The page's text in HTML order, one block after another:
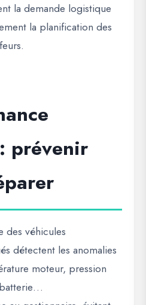
la demande logistique
la planification des
prévenir
des véhicules
détectent les anomalies
moteur, pression